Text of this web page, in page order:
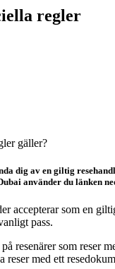
regler
gäller?
dig av en giltig
använder du länken
accepterar som en
pass.
resenärer som reser
med ett